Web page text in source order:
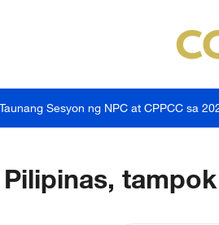
Taunang Sesyon ng NPC at CPPCC sa